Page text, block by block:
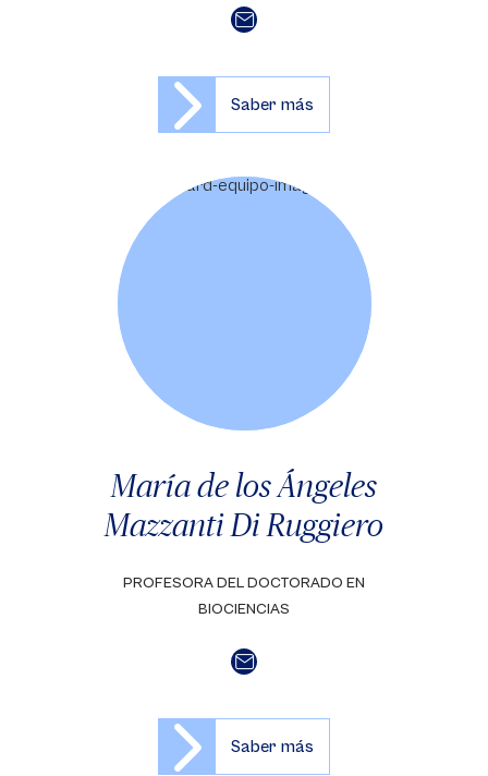
Saber más
María de los Ángeles
Mazzanti Di Ruggiero
PROFESORA DEL DOCTORADO EN
BIOCIENCIAS
Saber más